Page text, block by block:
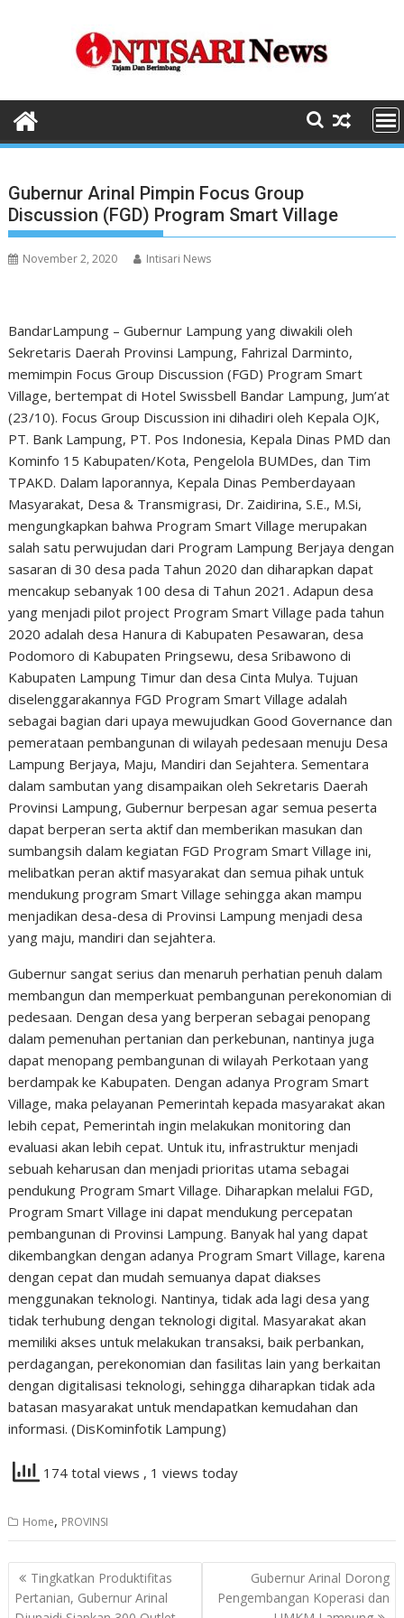
Gubernur Arinal Pimpin Focus Group
Discussion (FGD) Program Smart Village
November 2, 2020 Intisari News
BandarLampung – Gubernur Lampung yang diwakili oleh
Sekretaris Daerah Provinsi Lampung, Fahrizal Darminto,
memimpin Focus Group Discussion (FGD) Program Smart
Village, bertempat di Hotel Swissbell Bandar Lampung, Jum’at
(23/10). Focus Group Discussion ini dihadiri oleh Kepala OJK,
PT. Bank Lampung, PT. Pos Indonesia, Kepala Dinas PMD dan
Kominfo 15 Kabupaten/Kota, Pengelola BUMDes, dan Tim
TPAKD. Dalam laporannya, Kepala Dinas Pemberdayaan
Masyarakat, Desa & Transmigrasi, Dr. Zaidirina, S.E., M.Si,
mengungkapkan bahwa Program Smart Village merupakan
salah satu perwujudan dari Program Lampung Berjaya dengan
sasaran di 30 desa pada Tahun 2020 dan diharapkan dapat
mencakup sebanyak 100 desa di Tahun 2021. Adapun desa
yang menjadi pilot project Program Smart Village pada tahun
2020 adalah desa Hanura di Kabupaten Pesawaran, desa
Podomoro di Kabupaten Pringsewu, desa Sribawono di
Kabupaten Lampung Timur dan desa Cinta Mulya. Tujuan
diselenggarakannya FGD Program Smart Village adalah
sebagai bagian dari upaya mewujudkan Good Governance dan
pemerataan pembangunan di wilayah pedesaan menuju Desa
Lampung Berjaya, Maju, Mandiri dan Sejahtera. Sementara
dalam sambutan yang disampaikan oleh Sekretaris Daerah
Provinsi Lampung, Gubernur berpesan agar semua peserta
dapat berperan serta aktif dan memberikan masukan dan
sumbangsih dalam kegiatan FGD Program Smart Village ini,
melibatkan peran aktif masyarakat dan semua pihak untuk
mendukung program Smart Village sehingga akan mampu
menjadikan desa-desa di Provinsi Lampung menjadi desa
yang maju, mandiri dan sejahtera.
Gubernur sangat serius dan menaruh perhatian penuh dalam
membangun dan memperkuat pembangunan perekonomian di
pedesaan. Dengan desa yang berperan sebagai penopang
dalam pemenuhan pertanian dan perkebunan, nantinya juga
dapat menopang pembangunan di wilayah Perkotaan yang
berdampak ke Kabupaten. Dengan adanya Program Smart
Village, maka pelayanan Pemerintah kepada masyarakat akan
lebih cepat, Pemerintah ingin melakukan monitoring dan
evaluasi akan lebih cepat. Untuk itu, infrastruktur menjadi
sebuah keharusan dan menjadi prioritas utama sebagai
pendukung Program Smart Village. Diharapkan melalui FGD,
Program Smart Village ini dapat mendukung percepatan
pembangunan di Provinsi Lampung. Banyak hal yang dapat
dikembangkan dengan adanya Program Smart Village, karena
dengan cepat dan mudah semuanya dapat diakses
menggunakan teknologi. Nantinya, tidak ada lagi desa yang
tidak terhubung dengan teknologi digital. Masyarakat akan
memiliki akses untuk melakukan transaksi, baik perbankan,
perdagangan, perekonomian dan fasilitas lain yang berkaitan
dengan digitalisasi teknologi, sehingga diharapkan tidak ada
batasan masyarakat untuk mendapatkan kemudahan dan
informasi. (DisKominfotik Lampung)
174 total views , 1 views today
Home, PROVINSI
Navigasi
pos
Tingkatkan Produktifitas
Pertanian, Gubernur Arinal
Gubernur Arinal Dorong
Pengembangan Koperasi dan